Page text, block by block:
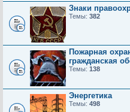
Знаки
Темы: 382
Пожарная
гражданская
Темы: 138
Энергетика
Темы: 498